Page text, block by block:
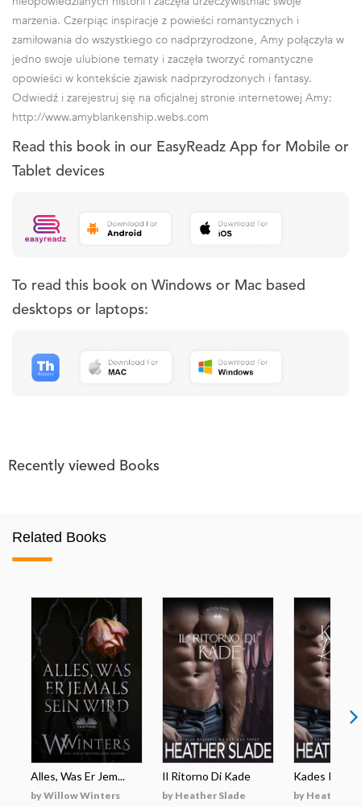
marzenia. Czerpiąc inspiracje z powieści romantycznych i
zamiłowania do wszystkiego co nadprzyrodzone, Amy połączyła w
jedno swoje ulubione tematy i zaczęła tworzyć romantyczne
opowieści w kontekście zjawisk nadprzyrodzonych i fantasy.
Odwiedź i zarejestruj się na oficjalnej stronie internetowej Amy:
http://www.amyblankenship.webs.com
Read this book in our EasyReadz App for Mobile or
Tablet devices
To read this book on Windows or Mac based
desktops or laptops:
Recently viewed Books
Related Books
Alles, Was Er Jem...
by Willow Winters
Il Ritorno Di Kade
by Heather Slade
Kades
by Heather